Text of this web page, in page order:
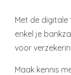
Met de digitale
enkel je
voor
Maak kennis